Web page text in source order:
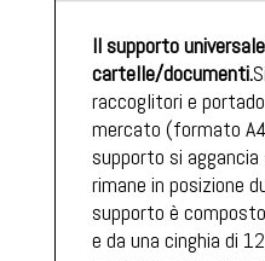
Il supporto
cartelle/documenti.
raccoglitori e
mercato (formato
supporto si
rimane in posizione
supporto è
e da una cinghia di